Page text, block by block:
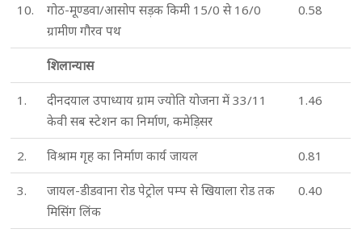
10.
गोठ-मूण्डवा/आसोप सड़क किमी 15/0 से 16/0
ग्रामीण गौरव पथ
0.58
शिलान्यास
1.
दीनदयाल उपाध्याय ग्राम ज्योति योजना में 33/11
केवी सब स्टेशन का निर्माण, कमेड़िसर
1.46
2. विश्राम गृह का निर्माण कार्य जायल 0.81
3.
जायल-डीडवाना रोड पेट्रोल पम्प से खियाला रोड तक
मिसिंग लिंक
0.40